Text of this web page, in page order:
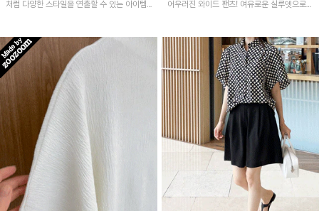
처럼 다양한 스타일을 연출할 수 있는 아이템!
어우러진 와이드 팬츠! 여유로운 실루엣으로
다.